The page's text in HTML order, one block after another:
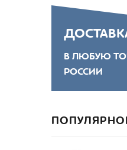
В ЛЮБУЮ
РОССИИ